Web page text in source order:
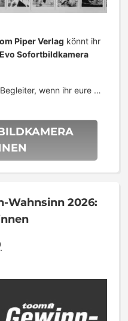
Piper Verlag könnt ihr
Sofortbildkamera
wenn ihr eure …
Wahnsinn 2026: